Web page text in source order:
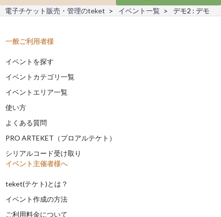
電子チケット販売・管理のteket イベント一覧 デモ2 : デモ
一般ご利用者様
イベントを探す
イベントカテゴリ一覧
イベントエリア一覧
使い方
よくある質問
PRO ARTEKET（プロアルテケト）
シリアルコード受け取り
イベント主催者様へ
teket(テケト)とは？
イベント作成の方法
ご利用料金について